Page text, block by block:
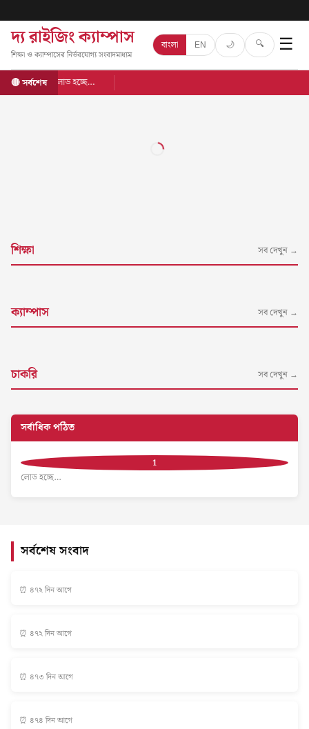
দ্য রাইজিং ক্যাম্পাস
শিক্ষা ও ক্যাম্পাসের নির্ভরযোগ্য সংবাদমাধ্যম
বাংলা EN 🌙 🔍 ☰
🔴 সর্বশেষ লোড হচ্ছে…
শিক্ষা সব দেখুন →
ক্যাম্পাস সব দেখুন →
চাকরি সব দেখুন →
সর্বাধিক পঠিত
লোড হচ্ছে…
সর্বশেষ সংবাদ
⏰ ৪৭২ দিন আগে
⏰ ৪৭২ দিন আগে
⏰ ৪৭৩ দিন আগে
⏰ ৪৭৪ দিন আগে